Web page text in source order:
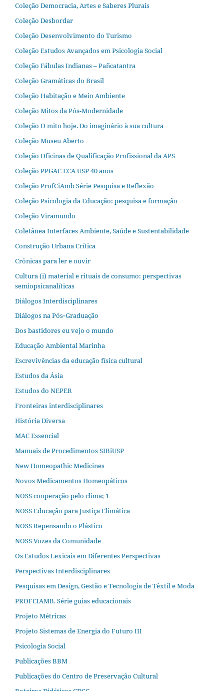
Coleção Democracia, Artes e Saberes Plurais
Coleção Desbordar
Coleção Desenvolvimento do Turismo
Coleção Estudos Avançados em Psicologia Social
Coleção Fábulas Indianas – Pañcatantra
Coleção Gramáticas do Brasil
Coleção Habitação e Meio Ambiente
Coleção Mitos da Pós-Modernidade
Coleção O mito hoje. Do imaginário à sua cultura
Coleção Museu Aberto
Coleção Oficinas de Qualificação Profissional da APS
Coleção PPGAC ECA USP 40 anos
Coleção ProfCiAmb Série Pesquisa e Reflexão
Coleção Psicologia da Educação: pesquisa e formação
Coleção Viramundo
Coletânea Interfaces Ambiente, Saúde e Sustentabilidade
Construção Urbana Crítica
Crônicas para ler e ouvir
Cultura (i) material e rituais de consumo: perspectivas
semiopsicanalíticas
Diálogos Interdisciplinares
Diálogos na Pós‐Graduação
Dos bastidores eu vejo o mundo
Educação Ambiental Marinha
Escrevivências da educação física cultural
Estudos da Ásia​
Estudos do NEPER
Fronteiras interdisciplinares
História Diversa
MAC Essencial
Manuais de Procedimentos SIBiUSP
New Homeopathic Medicines
Novos Medicamentos Homeopáticos
NOSS cooperação pelo clima; 1
NOSS Educação para Justiça Climática
NOSS Repensando o Plástico
NOSS Vozes da Comunidade
Os Estudos Lexicais em Diferentes Perspectivas
Perspectivas Interdisciplinares
Pesquisas em Design, Gestão e Tecnologia de Têxtil e Moda
PROFCIAMB. Série guias educacionais
Projeto Métricas
Projeto Sistemas de Energia do Futuro III
Psicologia Social
Publicações BBM
Publicações do Centro de Preservação Cultural